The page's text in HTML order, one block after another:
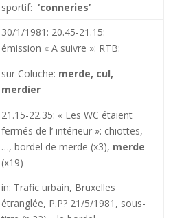
sportif: ‘conneries’
30/1/1981: 20.45-21.15:
émission « A suivre »: RTB:
sur Coluche: merde, cul,
merdier
21.15-22.35: « Les WC étaient
fermés de l’ intérieur »: chiottes,
…, bordel de merde (x3), merde
(x19)
in: Trafic urbain, Bruxelles
étranglée, P.P? 21/5/1981, sous-